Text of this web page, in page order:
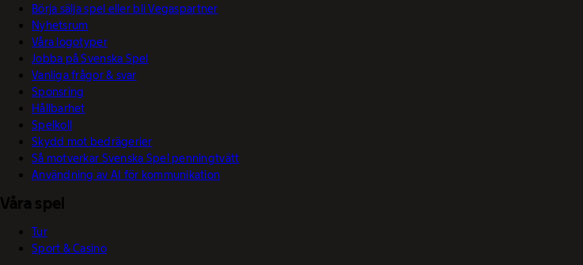
Börja sälja spel eller bli Vegaspartner
Nyhetsrum
Våra logotyper
Jobba på Svenska Spel
Vanliga frågor & svar
Sponsring
Hållbarhet
Spelkoll
Skydd mot bedrägerier
Så motverkar Svenska Spel penningtvätt
Användning av AI för kommunikation
Våra spel
Tur
Sport & Casino